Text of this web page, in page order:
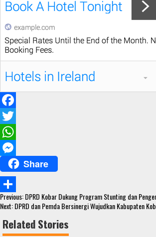
F
a
c
b
o
o
k
T
w
t
t
e
W
a
t
s
A
e
s
s
e
Share
S
a
Continue
Reading
Previous:DPRD Kobar Dukung Program Stunting dan
Next:DPRD dan Pemda Bersinergi Wujudkan Kabupaten
Related Stories